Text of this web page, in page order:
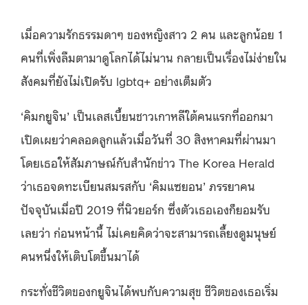
เมื่อความรักธรรมดาๆ ของหญิงสาว 2 คน และลูกน้อย 1
คนที่เพิ่งลืมตามาดูโลกได้ไม่นาน กลายเป็นเรื่องไม่ง่ายใน
สังคมที่ยังไม่เปิดรับ lgbtq+ อย่างเต็มตัว
‘คิมกยูจิน’ เป็นเลสเบี้ยนชาวเกาหลีใต้คนแรกที่ออกมา
เปิดเผยว่าคลอดลูกแล้วเมื่อวันที่ 30 สิงหาคมที่ผ่านมา
โดยเธอให้สัมภาษณ์กับสำนักข่าว The Korea Herald
ว่าเธอจดทะเบียนสมรสกับ ‘คิมแซยอน’ ภรรยาคน
ปัจจุบันเมื่อปี 2019 ที่นิวยอร์ก ซึ่งตัวเธอเองก็ยอมรับ
เลยว่า ก่อนหน้านี้ ไม่เคยคิดว่าจะสามารถเลี้ยงดูมนุษย์
คนหนึ่งให้เติบโตขึ้นมาได้
กระทั่งชีวิตของกยูจินได้พบกับความสุข ชีวิตของเธอเริ่ม